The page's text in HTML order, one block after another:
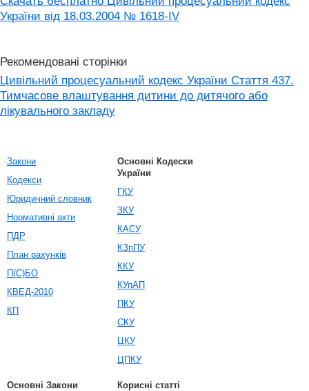
України від 18.03.2004 № 1618-IV
Рекомендовані сторінки
Цивільний процесуальний кодекс України Стаття 437.
Тимчасове влаштування дитини до дитячого або
лікувального закладу
Закони
Кодекси
Юридичний словник
Нормативні акти
ПДР
План рахунків
П(С)БО
КВЕД-2010
КП
Основні Кодески
України
ГКУ
ЗКУ
КАСУ
КЗпПУ
ККУ
КУпАП
ПКУ
СКУ
ЦКУ
ЦПКУ
Основні Закони
Корисні статті